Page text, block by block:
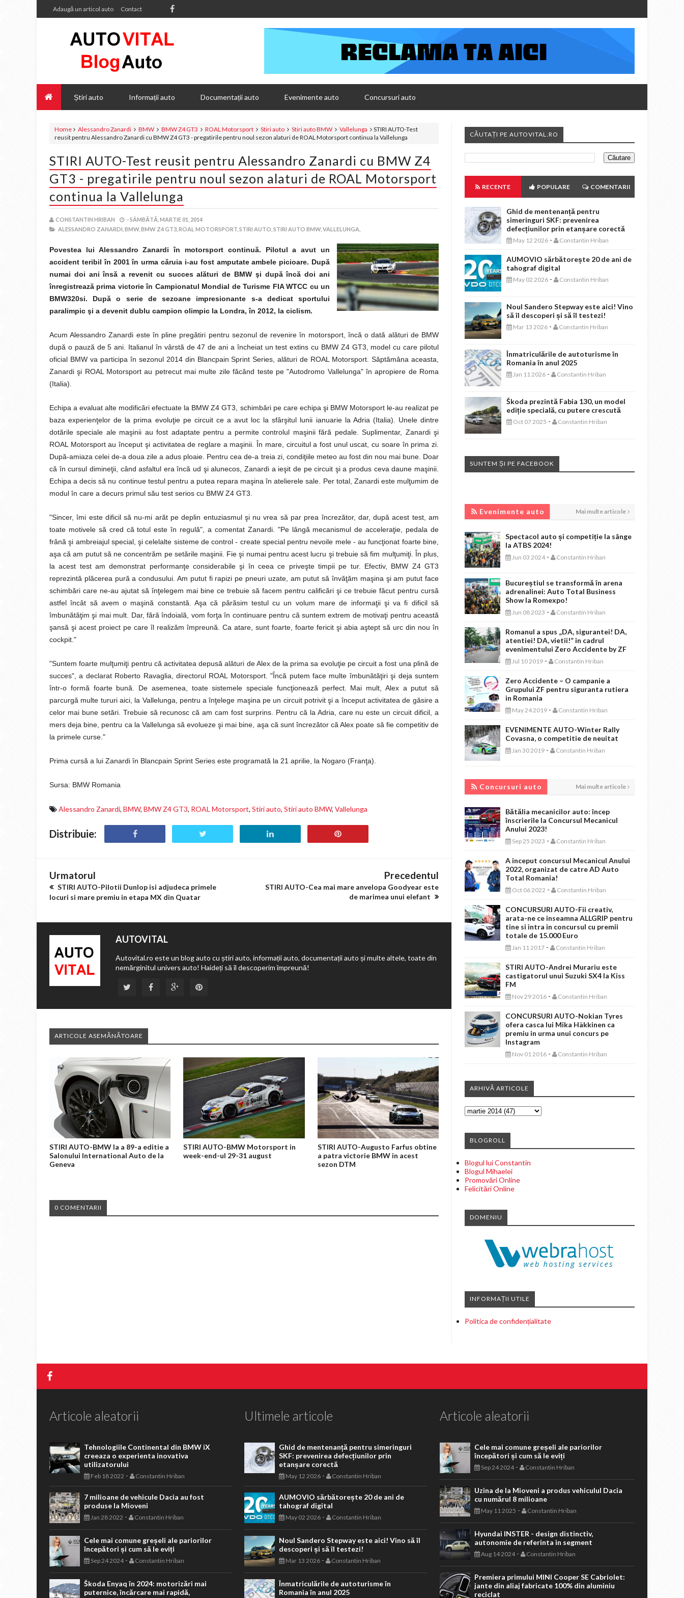
Adaugă un articol auto Contact
Știri auto Informații auto Documentații auto Evenimente auto Concursuri auto
Home Alessandro Zanardi BMW BMW Z4 GT3 ROAL Motorsport Stiri auto Stiri auto BMW Vallelunga
STIRI AUTO-Test
reusit pentru Alessandro Zanardi cu BMW Z4 GT3 - pregatirile pentru noul sezon alaturi de ROAL Motorsport continua la Vallelunga
STIRI AUTO-Test reusit pentru Alessandro Zanardi cu BMW Z4
GT3 - pregatirile pentru noul sezon alaturi de ROAL Motorsport
continua la Vallelunga
CONSTANTIN HRIBAN -SÂMBĂTĂ, MARTIE 01, 2014
ALESSANDRO ZANARDI, BMW, BMW Z4 GT3, ROAL MOTORSPORT, STIRI AUTO, STIRI AUTO BMW, VALLELUNGA,
Povestea lui Alessandro Zanardi în motorsport continuă. Pilotul a avut un
accident teribil în 2001 în urma căruia i-au fost amputate ambele picioare. După
numai doi ani însă a revenit cu succes alături de BMW şi după încă doi ani
înregistrează prima victorie în Campionatul Mondial de Turisme FIA WTCC cu un
BMW320si. După o serie de sezoane impresionante s-a dedicat sportului
paralimpic şi a devenit dublu campion olimpic la Londra, în 2012, la ciclism.
Acum Alessandro Zanardi este în pline pregătiri pentru sezonul de revenire în motorsport, încă o dată alături de BMW
după o pauză de 5 ani. Italianul în vârstă de 47 de ani a încheiat un test extins cu BMW Z4 GT3, model cu care pilotul
oficial BMW va participa în sezonul 2014 din Blancpain Sprint Series, alături de ROAL Motorsport. Săptămâna aceasta,
Zanardi şi ROAL Motorsport au petrecut mai multe zile făcând teste pe "Autodromo Vallelunga" în apropiere de Roma
(Italia).
Echipa a evaluat alte modificări efectuate la BMW Z4 GT3, schimbări pe care echipa şi BMW Motorsport le-au realizat pe
baza experienţelor de la prima evoluţie pe circuit ce a avut loc la sfârşitul lunii ianuarie la Adria (Italia). Unele dintre
dotările speciale ale maşinii au fost adaptate pentru a permite controlul maşinii fără pedale. Suplimentar, Zanardi şi
ROAL Motorsport au început şi activitatea de reglare a maşinii. În mare, circuitul a fost unul uscat, cu soare în prima zi.
După-amiaza celei de-a doua zile a adus ploaie. Pentru cea de-a treia zi, condiţiile meteo au fost din nou mai bune. Doar
că în cursul dimineţii, când asfaltul era încă ud şi alunecos, Zanardi a ieşit de pe circuit şi a produs ceva daune maşinii.
Echipa a decis să nu continue testul pentru a putea repara maşina în atelierele sale. Per total, Zanardi este mulţumim de
modul în care a decurs primul său test serios cu BMW Z4 GT3.
"Sincer, îmi este dificil să nu-mi arăt pe deplin entuziasmul şi nu vrea să par prea încrezător, dar, după acest test, am
toate motivele să cred că totul este în regulă", a comentat Zanardi. "Pe lângă mecanismul de acceleraţie, pedala de
frână şi ambreiajul special, şi celelalte sisteme de control - create special pentru nevoile mele - au funcţionat foarte bine,
aşa că am putut să ne concentrăm pe setările maşinii. Fie şi numai pentru acest lucru şi trebuie să fim mulţumiţi. În plus,
la acest test am demonstrat performanţe considerabile şi în ceea ce priveşte timpii pe tur. Efectiv, BMW Z4 GT3
reprezintă plăcerea pură a condusului. Am putut fi rapizi pe pneuri uzate, am putut să învăţăm maşina şi am putut face
schimbări care ne-au ajutat să înţelegem mai bine ce trebuie să facem pentru calificări şi ce trebuie făcut pentru cursă
astfel încât să avem o maşină constantă. Aşa că părăsim testul cu un volum mare de informaţii şi va fi dificil să
îmbunătăţim şi mai mult. Dar, fără îndoială, vom forţa în continuare pentru că suntem extrem de motivaţi pentru această
şansă şi acest proiect pe care îl realizăm împreună. Ca atare, sunt foarte, foarte fericit şi abia aştept să urc din nou în
cockpit."
"Suntem foarte mulţumiţi pentru că activitatea depusă alături de Alex de la prima sa evoluţie pe circuit a fost una plină de
succes", a declarat Roberto Ravaglia, directorul ROAL Motorsport. "Încă putem face multe îmbunătăţiri şi deja suntem
într-o formă foarte bună. De asemenea, toate sistemele speciale funcţionează perfect. Mai mult, Alex a putut să
parcurgă multe tururi aici, la Vallelunga, pentru a înţelege maşina pe un circuit potrivit şi a început activitatea de găsire a
celor mai bune setări. Trebuie să recunosc că am cam fost surprins. Pentru că la Adria, care nu este un circuit dificil, a
mers deja bine, pentru ca la Vallelunga să evolueze şi mai bine, aşa că sunt încrezător că Alex poate să fie competitiv de
la primele curse."
Prima cursă a lui Zanardi în Blancpain Sprint Series este programată la 21 aprilie, la Nogaro (Franţa).
Sursa: BMW Romania
Alessandro Zanardi, BMW, BMW Z4 GT3, ROAL Motorsport, Stiri auto, Stiri auto BMW, Vallelunga
Distribuie:
Urmatorul
STIRI AUTO-Pilotii Dunlop isi adjudeca primele
locuri si mare premiu in etapa MX din Quatar
Precedentul
STIRI AUTO-Cea mai mare anvelopa Goodyear este
de marimea unui elefant
AUTOVITAL
Autovital.ro este un blog auto cu știri auto, informații auto, documentații auto și multe altele, toate din
nemărginitul univers auto! Haideți să îl descoperim împreună!
ARTICOLE ASEMĂNĂTOARE
STIRI AUTO-BMW la a 89-a editie a
Salonului International Auto de la
Geneva
STIRI AUTO-BMW Motorsport in
week-end-ul 29-31 august
STIRI AUTO-Augusto Farfus obtine
a patra victorie BMW in acest
sezon DTM
0 COMENTARII
CĂUTAȚI PE AUTOVITAL.RO
RECENTE POPULARE COMENTARII
Ghid de mentenanță pentru
simeringuri SKF: prevenirea
defecțiunilor prin etanșare corectă
May 12 2026 - Constantin Hriban
AUMOVIO sărbătorește 20 de ani de
tahograf digital
May 02 2026 - Constantin Hriban
Noul Sandero Stepway este aici! Vino
să îl descoperi și să îl testezi!
Mar 13 2026 - Constantin Hriban
Înmatriculările de autoturisme în
Romania în anul 2025
Jan 11 2026 - Constantin Hriban
Škoda prezintă Fabia 130, un model
ediție specială, cu putere crescută
Oct 07 2025 - Constantin Hriban
SUNTEM ȘI PE FACEBOOK
Evenimente auto Mai multe articole
Spectacol auto și competiție la sânge
la ATBS 2024!
Jun 03 2024 - Constantin Hriban
Bucureștiul se transformă în arena
adrenalinei: Auto Total Business
Show la Romexpo!
Jun 08 2023 - Constantin Hriban
Romanul a spus „DA, sigurantei! DA,
atentiei! DA, vietii!” in cadrul
evenimentului Zero Accidente by ZF
Jul 10 2019 - Constantin Hriban
Zero Accidente – O campanie a
Grupului ZF pentru siguranta rutiera
in Romania
May 24 2019 - Constantin Hriban
EVENIMENTE AUTO-Winter Rally
Covasna, o competitie de neuitat
Jan 30 2019 - Constantin Hriban
Concursuri auto Mai multe articole
Bătălia mecanicilor auto: încep
înscrierile la Concursul Mecanicul
Anului 2023!
Sep 25 2023 - Constantin Hriban
A inceput concursul Mecanicul Anului
2022, organizat de catre AD Auto
Total Romania!
Oct 06 2022 - Constantin Hriban
CONCURSURI AUTO-Fii creativ,
arata-ne ce inseamna ALLGRIP pentru
tine si intra in concursul cu premii
totale de 15.000 Euro
Jan 11 2017 - Constantin Hriban
STIRI AUTO-Andrei Murariu este
castigatorul unui Suzuki SX4 la Kiss
FM
Nov 29 2016 - Constantin Hriban
CONCURSURI AUTO-Nokian Tyres
ofera casca lui Mika Häkkinen ca
premiu in urma unui concurs pe
Instagram
Nov 01 2016 - Constantin Hriban
ARHIVĂ ARTICOLE
BLOGROLL
Blogul lui Constantin
Blogul Mihaelei
Promovări Online
Felicitări Online
DOMENIU
INFORMAȚII UTILE
Politica de confidențialitate
Articole aleatorii
Tehnologiile Continental din BMW iX
creeaza o experienta inovativa
utilizatorului
Feb 18 2022 - Constantin Hriban
7 milioane de vehicule Dacia au fost
produse la Mioveni
Jan 28 2022 - Constantin Hriban
Cele mai comune greșeli ale pariorilor
începători și cum să le eviți
Sep 24 2024- Constantin Hriban
Škoda Enyaq în 2024: motorizări mai
puternice, încărcare mai rapidă,
Ultimele articole
Ghid de mentenanță pentru simeringuri
SKF: prevenirea defecțiunilor prin
etanșare corectă
May 12 2026 - Constantin Hriban
AUMOVIO sărbătorește 20 de ani de
tahograf digital
May 02 2026 - Constantin Hriban
Noul Sandero Stepway este aici! Vino să îl
descoperi și să îl testezi!
Mar 13 2026 - Constantin Hriban
Înmatriculările de autoturisme în
Romania în anul 2025
Articole aleatorii
Cele mai comune greșeli ale pariorilor
începători și cum să le eviți
Sep 24 2024- Constantin Hriban
Uzina de la Mioveni a produs vehiculul Dacia
cu numărul 8 milioane
May 11 2025 - Constantin Hriban
Hyundai INSTER - design distinctiv,
autonomie de referinta in segment
Aug 14 2024- Constantin Hriban
Premiera primului MINI Cooper SE Cabriolet:
jante din aliaj fabricate 100% din aluminiu
reciclat